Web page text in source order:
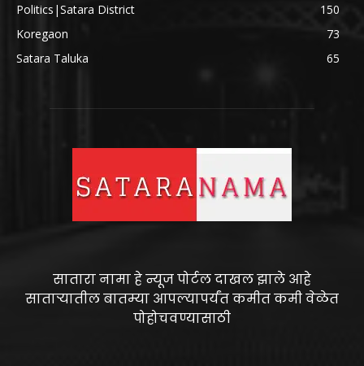
Politics|Satara District
150
Koregaon
73
Satara Taluka
65
सातारा नामा हे न्यूज पोर्टल दाखल झाले आहे
साताऱ्यातील बातम्या आपल्यापर्यंत कमीत कमी वेळेत
पोहोचवण्यासाठी